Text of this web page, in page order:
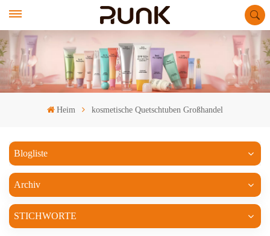
Heim kosmetische Quetschtuben Großhandel
Blogliste
Archiv
STICHWORTE